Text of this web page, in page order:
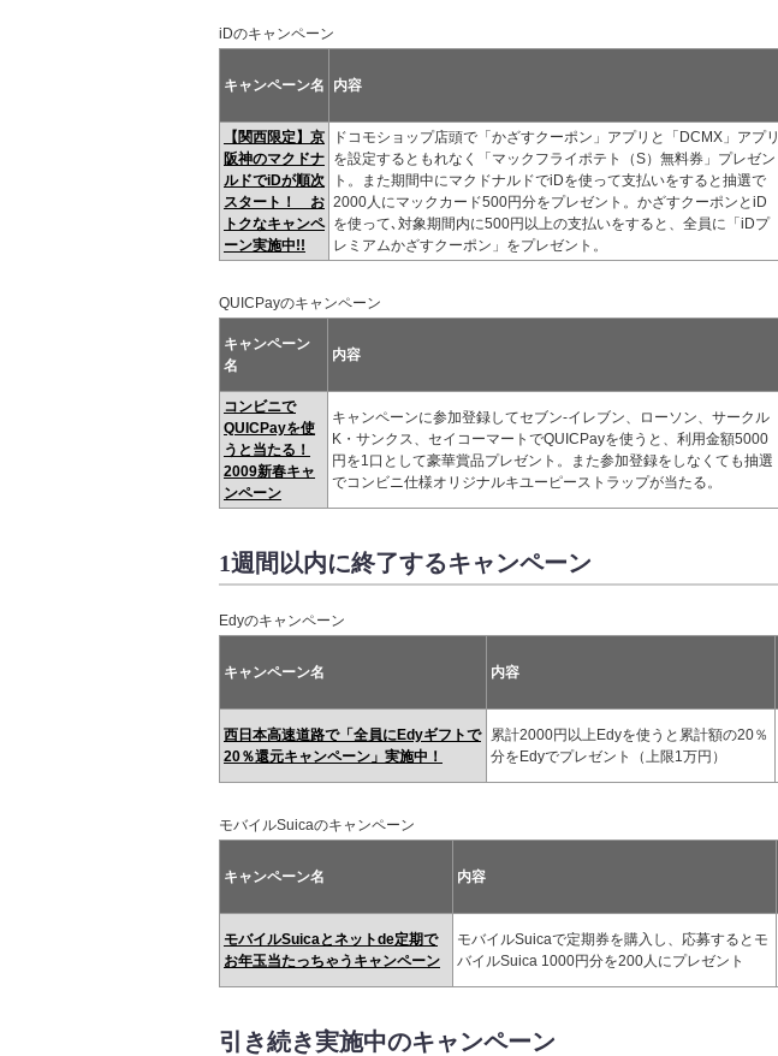
iDのキャンペーン
キャンペーン名 内容
【関西限定】京
阪神のマクドナ
ルドでiDが順次
スタート！ お
トクなキャンペ
ーン実施中!!
ドコモショップ店頭で「かざすクーポン」アプリと「DCMX」アプリ
を設定するともれなく「マックフライポテト（S）無料券」プレゼン
ト。また期間中にマクドナルドでiDを使って支払いをすると抽選で
2000人にマックカード500円分をプレゼント。かざすクーポンとiD
を使って､対象期間内に500円以上の支払いをすると、全員に「iDプ
レミアムかざすクーポン」をプレゼント。
QUICPayのキャンペーン
キャンペーン
名
内容
コンビニで
QUICPayを使
うと当たる！
2009新春キャ
ンペーン
キャンペーンに参加登録してセブン-イレブン、ローソン、サークル
K・サンクス、セイコーマートでQUICPayを使うと、利用金額5000
円を1口として豪華賞品プレゼント。また参加登録をしなくても抽選
でコンビニ仕様オリジナルキユーピーストラップが当たる。
1週間以内に終了するキャンペーン
Edyのキャンペーン
キャンペーン名 内容
西日本高速道路で「全員にEdyギフトで
20％還元キャンペーン」実施中！
累計2000円以上Edyを使うと累計額の20％
分をEdyでプレゼント（上限1万円）
モバイルSuicaのキャンペーン
キャンペーン名 内容
モバイルSuicaとネットde定期で
お年玉当たっちゃうキャンペーン
モバイルSuicaで定期券を購入し、応募するとモ
バイルSuica 1000円分を200人にプレゼント
引き続き実施中のキャンペーン